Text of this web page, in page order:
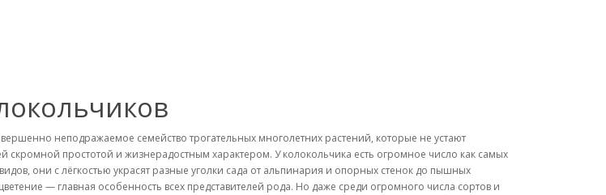
неподражаемое семейство трогательных многолетних растений, которые не устают
скромной простотой и жизнерадостным характером. У колокольчика есть огромное число как самых
они с лёгкостью украсят разные уголки сада от альпинария и опорных стенок до пышных
— главная особенность всех представителей рода. Но даже среди огромного числа сортов и